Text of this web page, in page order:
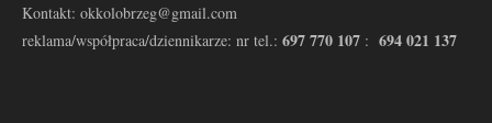
Kontakt: okkolobrzeg@gmail.com
reklama/współpraca/dziennikarze: nr tel.: 697 770 107 : 694 021 137